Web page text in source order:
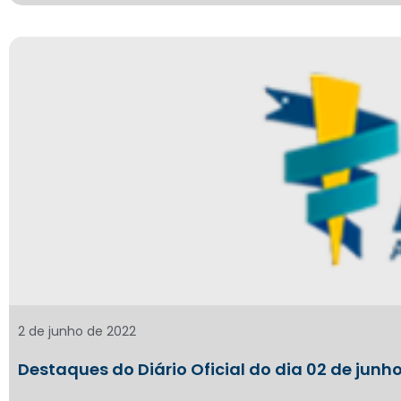
Destaques do Diário Oficial do dia 02 de
2 de junho de 2022